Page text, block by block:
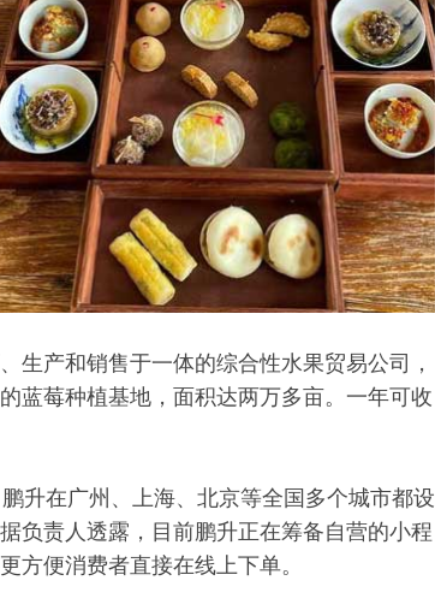
生产和销售于一体的综合性水果贸易公司，
蓝莓种植基地，面积达两万多亩。一年可收
升在广州、上海、北京等全国多个城市都设
负责人透露，目前鹏升正在筹备自营的小程
便消费者直接在线上下单。